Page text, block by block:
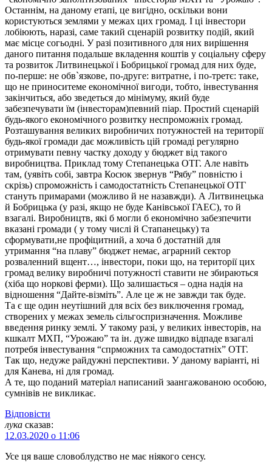
Останнім, на даному етапі, це вигідно, оскільки вони
користуються землями у межах цих громад. І ці інвестори
лобіюють, наразі, саме такий сценарій розвитку подій, який
має місце согьодні. У разі позитивного для них вирішення
даного питання подальше вкладення коштів у соціальну сферу
та розвиток Литвинецької і Бобрицької громад для них буде,
по-перше: не обв`язкове, по-друге: витратне, і по-третє: таке,
що не приноситеме економічної вигоди, тобто, інвестування
закінчиться, або зведеться до мінімуму, який буде
забезпечувати їм (інвесторам)певний піар. Простий сценарій
будь-якого економічного розвитку неспроможніх громад.
Розташування великих виробничих потужностей на території
будь-якої громади дає можливість цій громаді регулярно
отримувати певну частку доходу у бюджет від такого
виробництва. Приклад тому Степанецька ОТГ. Але навіть
там, (уявіть собі, завтра Косюк звернув “Рябу” повністю і
скрізь) спроможність і самодостатність Степанецької ОТГ
стануть примарами (можливо й не назавжди). А Литвинецька
й Бобрицька (у разі, якщо не буде Канівської ГАЕС), то й
взагалі. Виробництв, які б могли б економічно забезпечити
вказані громади ( у тому числі й Стапанецьку) та
сформувати,не профіцитний, а хоча б достатній для
утримання “на плаву” бюджет немає, аграрний сектор
розваленний вщент…, інвестори, поки що, на території цих
громад велику виробничі потужності ставити не збираються
(хіба що норкові ферми). Що залишається – одна надія на
відношення “Дайте-візміть”. Але це ж не завжди так буде.
Та є ще один неутішний для всіх без виключення громад,
створених у межах земель сільгоспризначення. Можливе
введення ринку землі. У такому разі, у великих інвесторів, на
кшкалт МХП, “Урожаю” та ін. дуже швидко відпаде взагалі
потребя інвестування “спрможних та самодостатніх” ОТГ.
Так що, недуже райдужні перспективи. У даному варіанті, ні
для Канева, ні для громад.
А те, що поданий матеріал написаний заангажованою особою,
сумнівів не викликає.
Відповіcти
лука сказав:
12.03.2020 о 11:06
Усе ця ваше словоблудство не має ніякого сенсу.